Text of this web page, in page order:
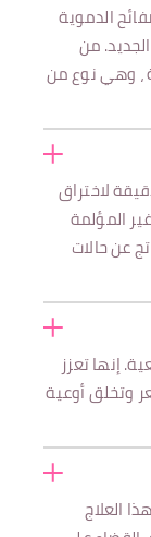
الدموية
من
، وهي نوع من
لاختراق
المؤلمة
عن حالات
إنها تعزز
وتخلق أوعية
العلاج